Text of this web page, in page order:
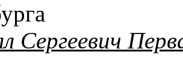
Сергеевич